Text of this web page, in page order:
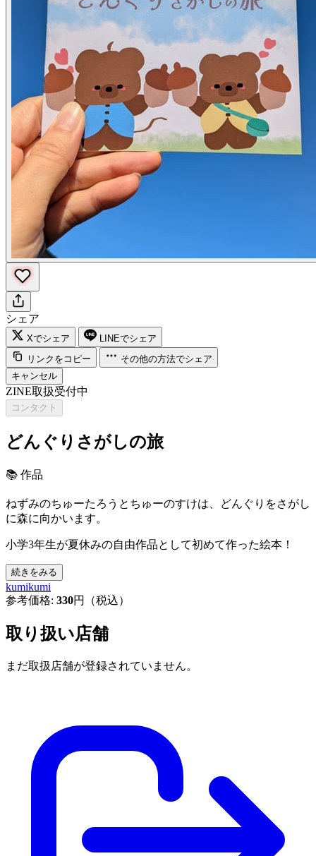
シェア
Xでシェア
LINEでシェア
リンクをコピー
その他の方法でシェア
キャンセル
ZINE取扱受付中
コンタクト
どんぐりさがしの旅
📚 作品
ねずみのちゅーたろうとちゅーのすけは、どんぐりをさがし
に森に向かいます。
小学3年生が夏休みの自由作品として初めて作った絵本！
続きをみる
kumikumi
参考価格: 330円（税込）
取り扱い店舗
まだ取扱店舗が登録されていません。